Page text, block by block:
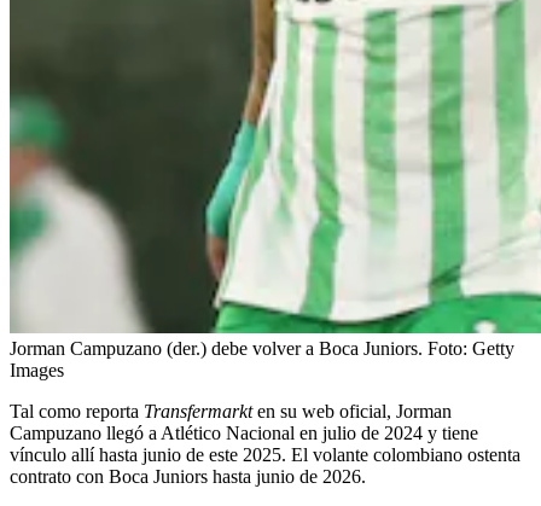
Jorman Campuzano (der.) debe volver a Boca Juniors. Foto: Getty
Images
Tal como reporta Transfermarkten su web oficial, Jorman
Campuzano llegó a Atlético Nacional en julio de 2024 y tiene
vínculo allí hasta junio de este 2025. El volante colombiano ostenta
contrato con Boca Juniors hasta junio de 2026.